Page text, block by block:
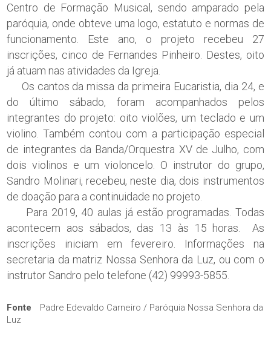
Centro de Formação Musical, sendo amparado pela
paróquia, onde obteve uma logo, estatuto e normas de
funcionamento. Este ano, o projeto recebeu 27
inscrições, cinco de Fernandes Pinheiro. Destes, oito
já atuam nas atividades da Igreja.
Os cantos da missa da primeira Eucaristia, dia 24, e
do último sábado, foram acompanhados pelos
integrantes do projeto: oito violões, um teclado e um
violino. Também contou com a participação especial
de integrantes da Banda/Orquestra XV de Julho, com
dois violinos e um violoncelo. O instrutor do grupo,
Sandro Molinari, recebeu, neste dia, dois instrumentos
de doação para a continuidade no projeto.
Para 2019, 40 aulas já estão programadas. Todas
acontecem aos sábados, das 13 às 15 horas. As
inscrições iniciam em fevereiro. Informações na
secretaria da matriz Nossa Senhora da Luz, ou com o
instrutor Sandro pelo telefone (42) 99993-5855.
Fonte
Padre Edevaldo Carneiro / Paróquia Nossa Senhora da
Luz